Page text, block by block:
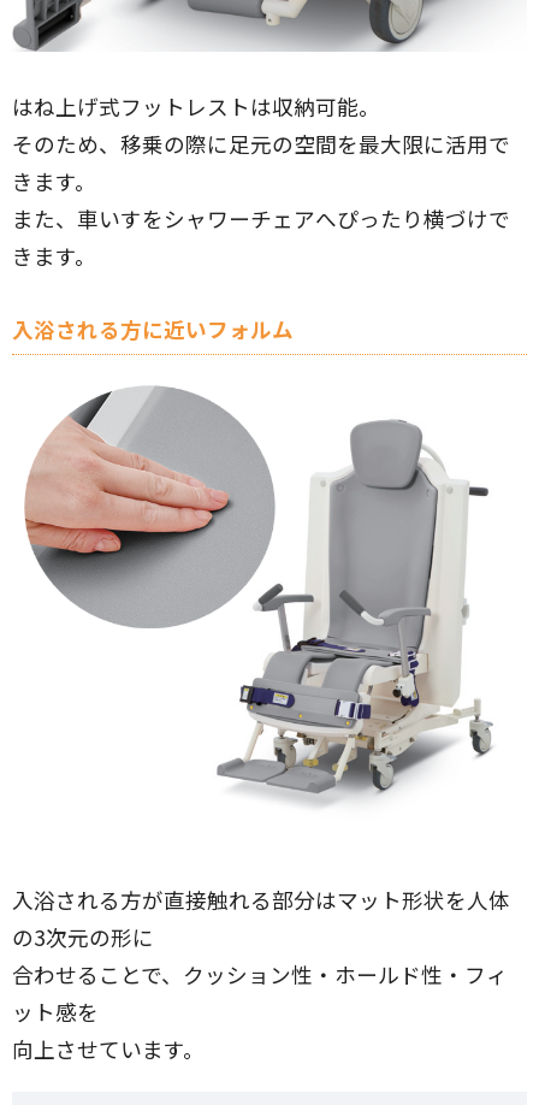
はね上げ式フットレストは収納可能。
そのため、移乗の際に足元の空間を最大限に活用で
きます。
また、車いすをシャワーチェアへぴったり横づけで
きます。
入浴される方に近いフォルム
入浴される方が直接触れる部分はマット形状を人体
の3次元の形に
合わせることで、クッション性・ホールド性・フィ
ット感を
向上させています。